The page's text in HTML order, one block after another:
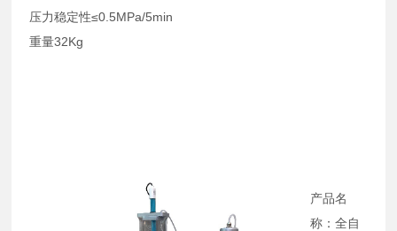
压力稳定性≤0.5MPa/5min
重量32Kg
产品名
称：全自